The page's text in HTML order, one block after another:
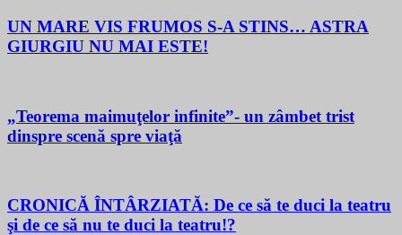
UN MARE VIS FRUMOS S-A STINS… ASTRA
GIURGIU NU MAI ESTE!
„Teorema maimuţelor infinite”- un zâmbet trist
dinspre scenă spre viaţă
CRONICĂ ÎNTÂRZIATĂ: De ce să te duci la teatru
şi de ce să nu te duci la teatru!?